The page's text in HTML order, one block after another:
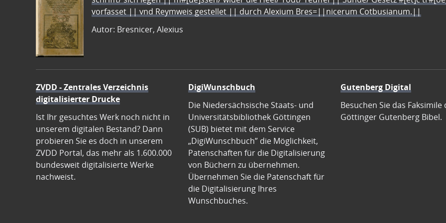
vorfasset || vnd Reymweis gestellet || durch Alexium Bres=||nicerum Cotbusianum.||
Autor: Bresnicer, Alexius
ZVDD - Zentrales Verzeichnis
digitalisierter Drucke
Ist Ihr gesuchtes Werk noch nicht in
unserem digitalen Bestand? Dann
probieren Sie es doch in unserem
ZVDD Portal, das mehr als 1.600.000
bundesweit digitalisierte Werke
nachweist.
DigiWunschbuch
Die Niedersächsische Staats- und
Universitätsbibliothek Göttingen
(SUB) bietet mit dem Service
„DigiWunschbuch” die Möglichkeit,
Patenschaften für die Digitalisierung
von Büchern zu übernehmen.
Übernehmen Sie die Patenschaft für
die Digitalisierung Ihres
Wunschbuches.
Gutenberg Digital
Besuchen Sie das Faksimile
Göttinger Gutenberg Bibel.